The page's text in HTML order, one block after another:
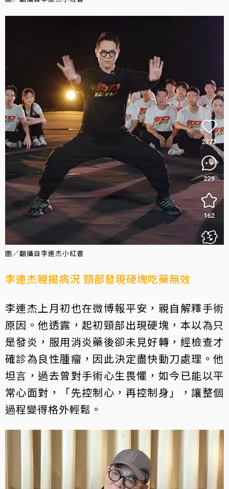
圖／翻攝自李連杰小紅書
李連杰親揭病況 頸部發現硬塊吃藥無效
李連杰上月初也在微博報平安，親自解釋手術
原因。他透露，起初頸部出現硬塊，本以為只
是發炎，服用消炎藥後卻未見好轉，經檢查才
確診為良性腫瘤，因此決定盡快動刀處理。他
坦言，過去曾對手術心生畏懼，如今已能以平
常心面對，「先控制心，再控制身」，讓整個
過程變得格外輕鬆。